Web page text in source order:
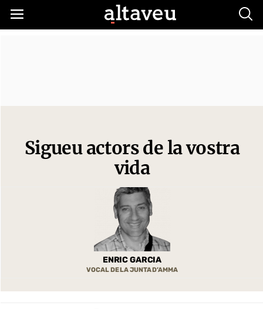
Sigueu actors de la vostra
vida
ENRIC GARCIA
VOCAL DE LA JUNTA D’AMMA